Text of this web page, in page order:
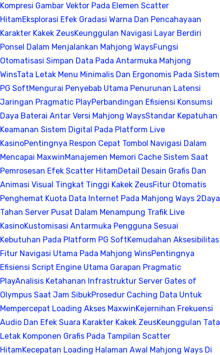
Kompresi Gambar Vektor Pada Elemen Scatter
HitamEksplorasi Efek Gradasi Warna Dan Pencahayaan
Karakter Kakek ZeusKeunggulan Navigasi Layar Berdiri
Ponsel Dalam Menjalankan Mahjong WaysFungsi
Otomatisasi Simpan Data Pada Antarmuka Mahjong
WinsTata Letak Menu Minimalis Dan Ergonomis Pada Sistem
PG SoftMengurai Penyebab Utama Penurunan Latensi
Jaringan Pragmatic PlayPerbandingan Efisiensi Konsumsi
Daya Baterai Antar Versi Mahjong WaysStandar Kepatuhan
Keamanan Sistem Digital Pada Platform Live
KasinoPentingnya Respon Cepat Tombol Navigasi Dalam
Mencapai MaxwinManajemen Memori Cache Sistem Saat
Pemrosesan Efek Scatter HitamDetail Desain Grafis Dan
Animasi Visual Tingkat Tinggi Kakek ZeusFitur Otomatis
Penghemat Kuota Data Internet Pada Mahjong Ways 2Daya
Tahan Server Pusat Dalam Menampung Trafik Live
KasinoKustomisasi Antarmuka Pengguna Sesuai
Kebutuhan Pada Platform PG SoftKemudahan Aksesibilitas
Fitur Navigasi Utama Pada Mahjong WinsPentingnya
Efisiensi Script Engine Utama Garapan Pragmatic
PlayAnalisis Ketahanan Infrastruktur Server Gates of
Olympus Saat Jam SibukProsedur Caching Data Untuk
Mempercepat Loading Akses MaxwinKejernihan Frekuensi
Audio Dan Efek Suara Karakter Kakek ZeusKeunggulan Tata
Letak Komponen Grafis Pada Tampilan Scatter
HitamKecepatan Loading Halaman Awal Mahjong Ways Di